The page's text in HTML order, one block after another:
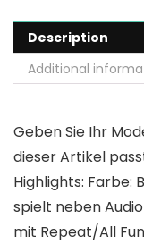
Description
Additional
Geben Sie Ihr
dieser Artikel
Highlights: Farbe:
spielt neben
mit Repeat/All